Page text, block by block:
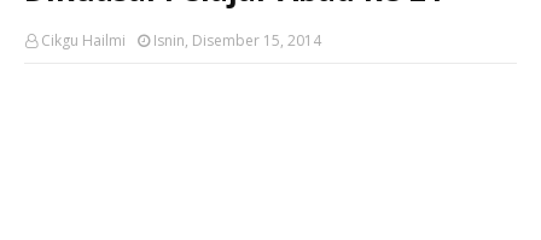
Cikgu Hailmi Isnin, Disember 15, 2014